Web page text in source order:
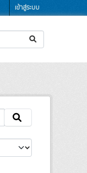
เข้าสู่ระบบ